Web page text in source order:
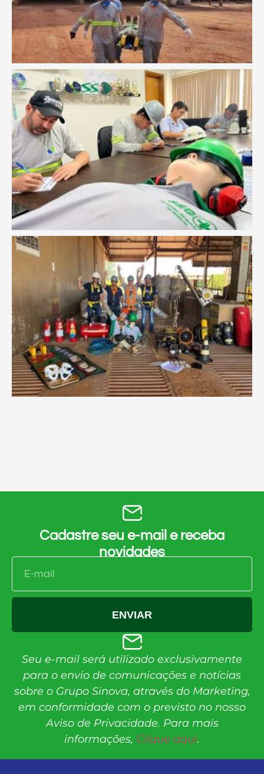
Cadastre seu e-mail e receba
novidades
ENVIAR
Seu e-mail será utilizado exclusivamente
para o envio de comunicações e notícias
sobre o Grupo Sinova, através do Marketing,
em conformidade com o previsto no nosso
Aviso de Privacidade. Para mais
informações, Clique aqui.